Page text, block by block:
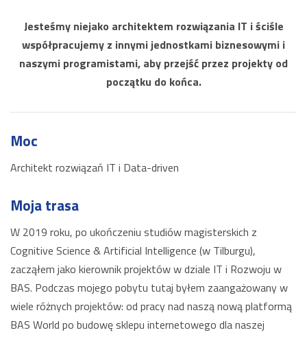
Jesteśmy niejako architektem rozwiązania IT i ściśle
współpracujemy z innymi jednostkami biznesowymi i
naszymi programistami, aby przejść przez projekty od
początku do końca.
Moc
Architekt rozwiązań IT i Data-driven
Moja trasa
W 2019 roku, po ukończeniu studiów magisterskich z
Cognitive Science & Artificial Intelligence (w Tilburgu),
zacząłem jako kierownik projektów w dziale IT i Rozwoju w
BAS. Podczas mojego pobytu tutaj byłem zaangażowany w
wiele różnych projektów: od pracy nad naszą nową platformą
BAS World po budowę sklepu internetowego dla naszej